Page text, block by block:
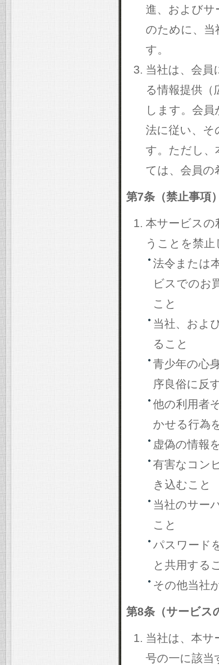
進、およびサ
のために、
す。
当社は、会
る情報提供
します。会
法に従い、そ
す。ただし、
ては、会員
第7条（禁止事項
本サービスの
うことを禁
法令または
ビスでのお
こと
当社、およ
ること
青少年の心
序良俗に反
他の利用者
かせる行為
虚偽の情報
有害なコン
き込むこと
当社のサー
こと
パスワード
と共用する
その他当社
第8条（サービス
当社は、本サ
号の一に該当